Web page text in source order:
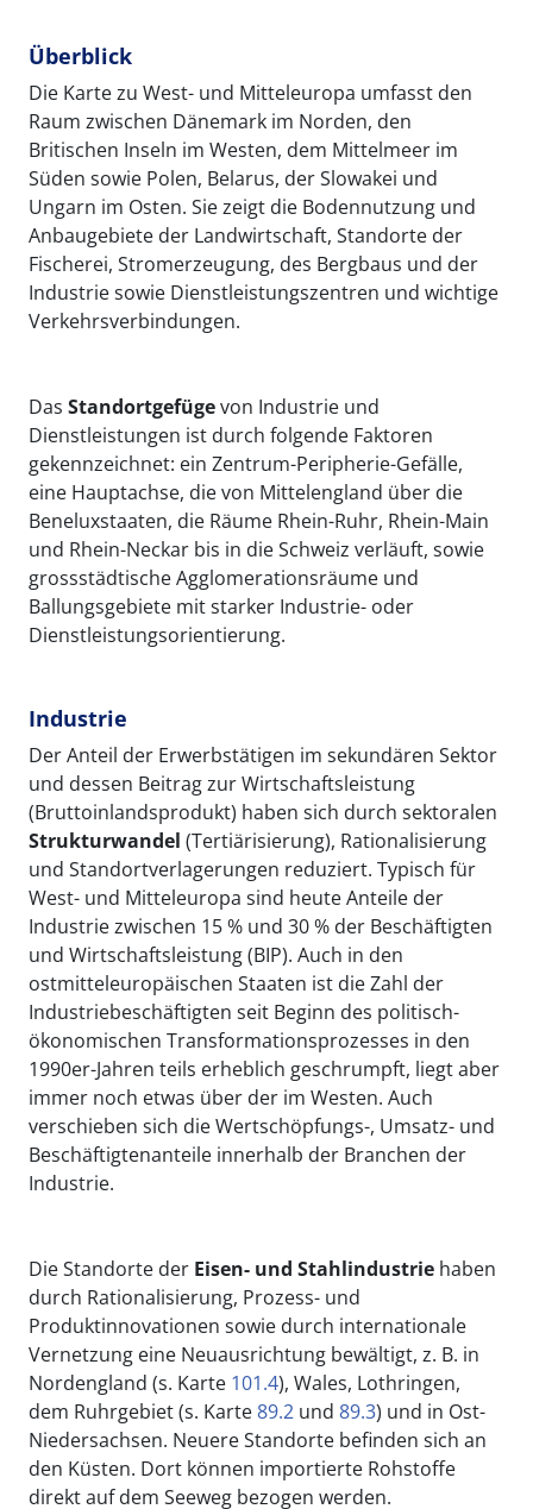
Überblick
Die Karte zu West- und Mitteleuropa umfasst den
Raum zwischen Dänemark im Norden, den
Britischen Inseln im Westen, dem Mittelmeer im
Süden sowie Polen, Belarus, der Slowakei und
Ungarn im Osten. Sie zeigt die Bodennutzung und
Anbaugebiete der Landwirtschaft, Standorte der
Fischerei, Stromerzeugung, des Bergbaus und der
Industrie sowie Dienstleistungszentren und wichtige
Verkehrsverbindungen.
Das Standortgefügevon Industrie und
Dienstleistungen ist durch folgende Faktoren
gekennzeichnet: ein Zentrum-Peripherie-Gefälle,
eine Hauptachse, die von Mittelengland über die
Beneluxstaaten, die Räume Rhein-Ruhr, Rhein-Main
und Rhein-Neckar bis in die Schweiz verläuft, sowie
grossstädtische Agglomerationsräume und
Ballungsgebiete mit starker Industrie- oder
Dienstleistungsorientierung.
Industrie
Der Anteil der Erwerbstätigen im sekundären Sektor
und dessen Beitrag zur Wirtschaftsleistung
(Bruttoinlandsprodukt) haben sich durch sektoralen
Strukturwandel (Tertiärisierung), Rationalisierung
und Standortverlagerungen reduziert. Typisch für
West- und Mitteleuropa sind heute Anteile der
Industrie zwischen 15 % und 30 % der Beschäftigten
und Wirtschaftsleistung (BIP). Auch in den
ostmitteleuropäischen Staaten ist die Zahl der
Industriebeschäftigten seit Beginn des politisch-
ökonomischen Transformationsprozesses in den
1990er-Jahren teils erheblich geschrumpft, liegt aber
immer noch etwas über der im Westen. Auch
verschieben sich die Wertschöpfungs-, Umsatz- und
Beschäftigtenanteile innerhalb der Branchen der
Industrie.
Die Standorte der Eisen- und Stahlindustrie haben
durch Rationalisierung, Prozess- und
Produktinnovationen sowie durch internationale
Vernetzung eine Neuausrichtung bewältigt, z. B. in
Nordengland (s. Karte 101.4), Wales, Lothringen,
dem Ruhrgebiet (s. Karte89.2 und 89.3) und in Ost-
Niedersachsen. Neuere Standorte befinden sich an
den Küsten. Dort können importierte Rohstoffe
direkt auf dem Seeweg bezogen werden.